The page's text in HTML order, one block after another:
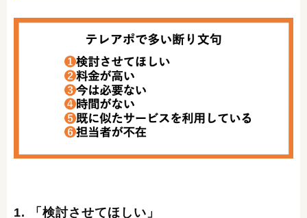
1. 「検討させてほしい」